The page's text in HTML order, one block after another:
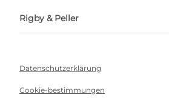
Rigby & Peller
Datenschutzerklärung
Cookie-bestimmungen